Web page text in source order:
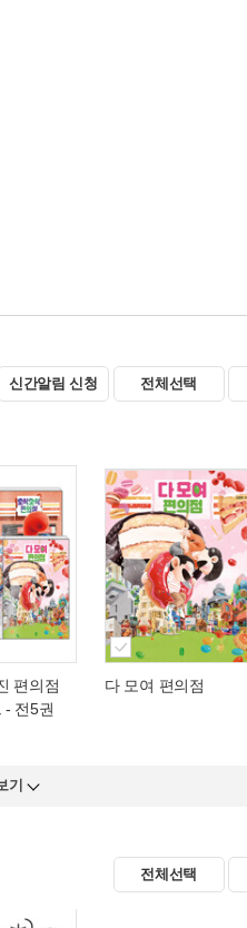
신간알림 신청 전체선택
편의점
- 전5권
다 모여 편의점
기
전체선택